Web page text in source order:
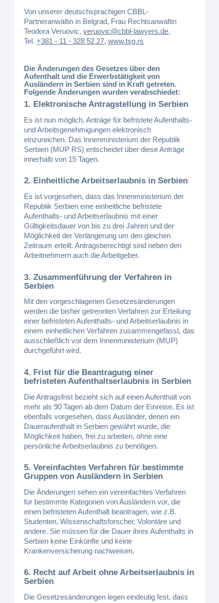
Von unserer deutschsprachigen CBBL-
Partneranwältin in Belgrad, Frau Rechtsanwältin
Teodora Veruovic,veruovic@cbbl-lawyers.de,
Tel.+381 - 11 - 328 52 27,www.tsg.rs
Die Änderungen des Gesetzes über den
Aufenthalt und die Erwerbstätigkeit von
Ausländern in Serbien sind in Kraft getreten.
Folgende Änderungen wurden verabschiedet:
1. Elektronische Antragstellung in Serbien
Es ist nun möglich, Anträge für befristete Aufenthalts-
und Arbeitsgenehmigungen elektronisch
einzureichen. Das Innenministerium der Republik
Serbien (MUP RS) entscheidet über diese Anträge
innerhalb von 15 Tagen.
2. Einheitliche Arbeitserlaubnis in Serbien
Es ist vorgesehen, dass das Innenministerium der
Republik Serbien eine einheitliche befristete
Aufenthalts- und Arbeitserlaubnis mit einer
Gültigkeitsdauer von bis zu drei Jahren und der
Möglichkeit der Verlängerung um den gleichen
Zeitraum erteilt. Antragsberechtigt sind neben den
Arbeitnehmern auch die Arbeitgeber.
3. Zusammenführung der Verfahren in
Serbien
Mit den vorgeschlagenen Gesetzesänderungen
werden die bisher getrennten Verfahren zur Erteilung
einer befristeten Aufenthalts- und Arbeitserlaubnis in
einem einheitlichen Verfahren zusammengefasst, das
ausschließlich vor dem Innenministerium (MUP)
durchgeführt wird.
4. Frist für die Beantragung einer
befristeten Aufenthaltserlaubnis in Serbien
Die Antragsfrist bezieht sich auf einen Aufenthalt von
mehr als 90 Tagen ab dem Datum der Einreise. Es ist
ebenfalls vorgesehen, dass Ausländer, denen ein
Daueraufenthalt in Serbien gewährt wurde, die
Möglichkeit haben, frei zu arbeiten, ohne eine
persönliche Arbeitserlaubnis zu benötigen.
5. Vereinfachtes Verfahren für bestimmte
Gruppen von Ausländern in Serbien
Die Änderungen sehen ein vereinfachtes Verfahren
für bestimmte Kategorien von Ausländern vor, die
einen befristeten Aufenthalt beantragen, wie z.B.
Studenten, Wissenschaftsforscher, Volontäre und
andere. Sie müssen für die Dauer ihres Aufenthalts in
Serbien keine Einkünfte und keine
Krankenversicherung nachweisen.
6. Recht auf Arbeit ohne Arbeitserlaubnis in
Serbien
Die Gesetzesänderungen legen eindeutig fest, dass